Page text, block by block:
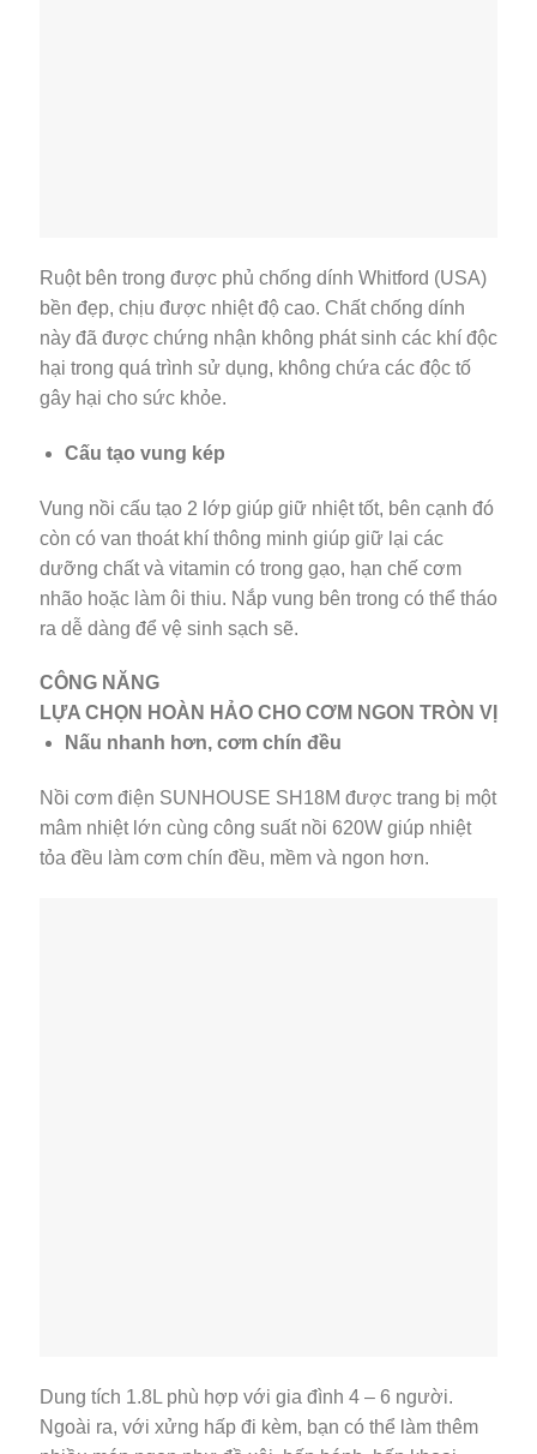
Ruột bên trong được phủ chống dính Whitford (USA)
bền đẹp, chịu được nhiệt độ cao. Chất chống dính
này đã được chứng nhận không phát sinh các khí độc
hại trong quá trình sử dụng, không chứa các độc tố
gây hại cho sức khỏe.
Cấu tạo vung kép
Vung nồi cấu tạo 2 lớp giúp giữ nhiệt tốt, bên cạnh đó
còn có van thoát khí thông minh giúp giữ lại các
dưỡng chất và vitamin có trong gạo, hạn chế cơm
nhão hoặc làm ôi thiu. Nắp vung bên trong có thể tháo
ra dễ dàng để vệ sinh sạch sẽ.
CÔNG NĂNG
LỰA CHỌN HOÀN HẢO CHO CƠM NGON TRÒN VỊ
Nấu nhanh hơn, cơm chín đều
Nồi cơm điện SUNHOUSE SH18M được trang bị một
mâm nhiệt lớn cùng công suất nồi 620W giúp nhiệt
tỏa đều làm cơm chín đều, mềm và ngon hơn.
Dung tích 1.8L phù hợp với gia đình 4 – 6 người.
Ngoài ra, với xửng hấp đi kèm, bạn có thể làm thêm